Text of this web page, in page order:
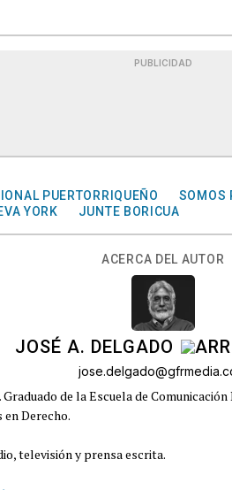
PUBLICIDAD
PUERTORRIQUEÑO
SOMOS
YORK
JUNTE BORICUA
ACERCA DEL AUTOR
JOSÉ A. DELGADO
Graduado de la Escuela de
en Derecho.
televisión y prensa escrita.